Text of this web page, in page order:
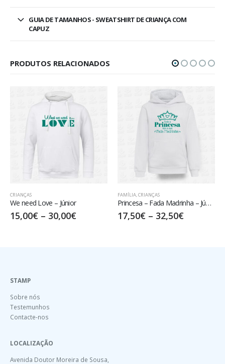
GUIA DE TAMANHOS - SWEATSHIRT DE CRIANÇA COM
CAPUZ
PRODUTOS RELACIONADOS
€
Princesa – Fada Madrinha – Júnior
17,50 €
Volleyball – Júnior
15,00
STAMP
Sobre nós
Testemunhos
Contacte-nos
LOCALIZAÇÃO
Avenida Doutor Moreira de Sousa,